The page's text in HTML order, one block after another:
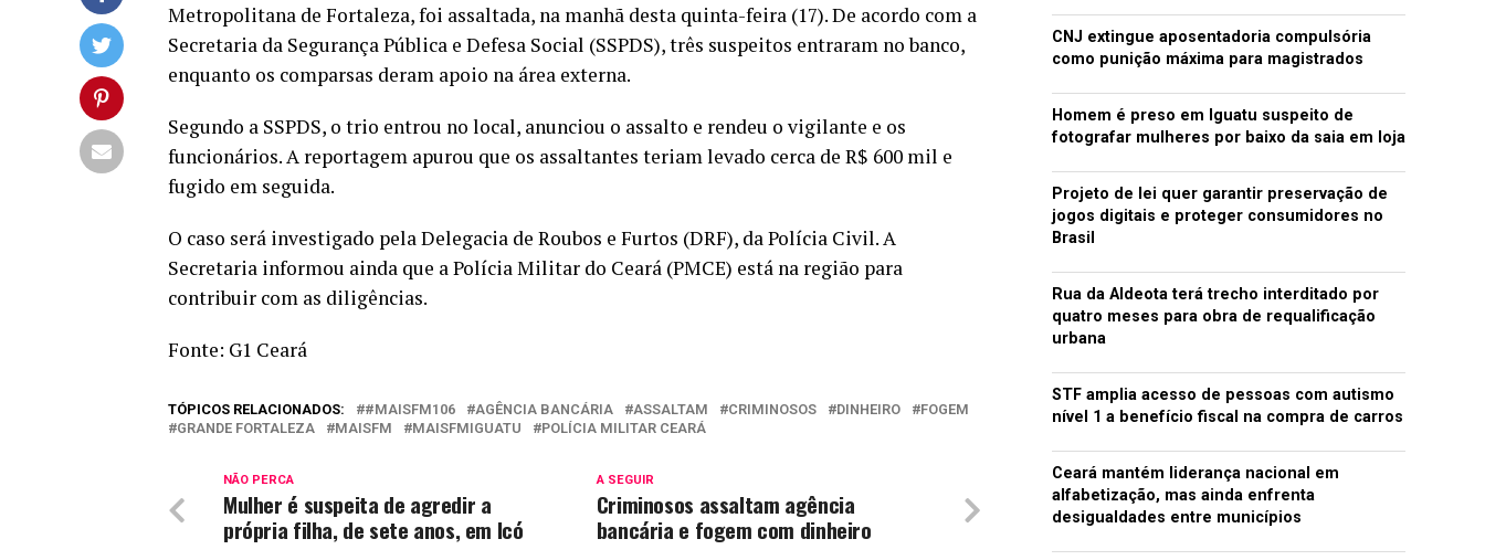
Metropolitana de Fortaleza, foi assaltada, na manhã desta quinta-feira (17). De acordo com a
Secretaria da Segurança Pública e Defesa Social (SSPDS), três suspeitos entraram no banco,
enquanto os comparsas deram apoio na área externa.
Segundo a SSPDS, o trio entrou no local, anunciou o assalto e rendeu o vigilante e os
funcionários. A reportagem apurou que os assaltantes teriam levado cerca de R$ 600 mil e
fugido em seguida.
O caso será investigado pela Delegacia de Roubos e Furtos (DRF), da Polícia Civil. A
Secretaria informou ainda que a Polícia Militar do Ceará (PMCE) está na região para
contribuir com as diligências.
Fonte: G1 Ceará
TÓPICOS RELACIONADOS: #MAISFM106 AGÊNCIA BANCÁRIA ASSALTAM CRIMINOSOS DINHEIRO
FOGEM
GRANDE FORTALEZA
MAISFM MAISFMIGUATU POLÍCIA MILITAR CEARÁ
A SEGUIR
Criminosos assaltam agência
bancária e fogem com dinheiro
NÃO PERCA
Mulher é suspeita de agredir a
própria filha, de sete anos, em Icó
CNJ extingue aposentadoria compulsória
como punição máxima para magistrados
Homem é preso em Iguatu suspeito de
fotografar mulheres por baixo da saia em loja
Projeto de lei quer garantir preservação de
jogos digitais e proteger consumidores no
Brasil
Rua da Aldeota terá trecho interditado por
quatro meses para obra de requalificação
urbana
STF amplia acesso de pessoas com autismo
nível 1 a benefício fiscal na compra de carros
Ceará mantém liderança nacional em
alfabetização, mas ainda enfrenta
desigualdades entre municípios